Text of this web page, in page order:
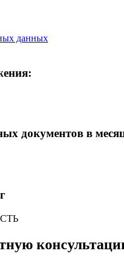
данных
документов в